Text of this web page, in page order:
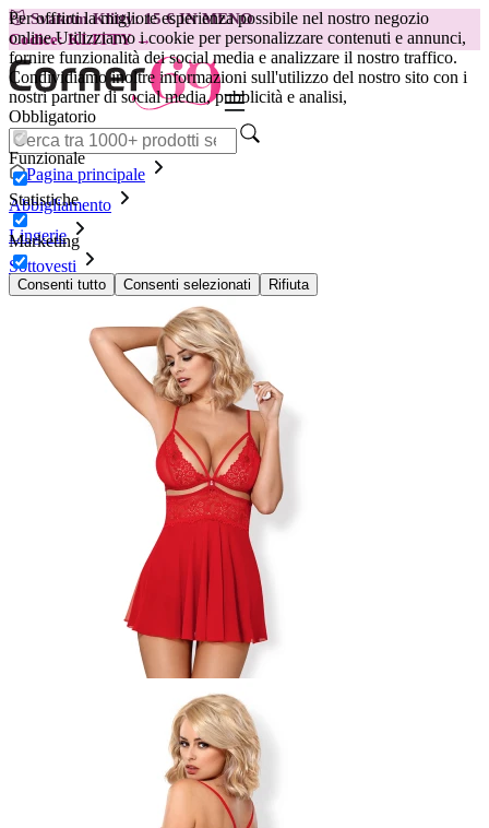
Per offrirti la migliore esperienza possibile nel nostro negozio
online.Utilizziamo i cookie per personalizzare contenuti e annunci,
fornire funzionalità dei social media e analizzare il nostro traffico.
Condividiamo inoltre informazioni sull'utilizzo del nostro sito con i
nostri partner di social media, pubblicità e analisi,
Obbligatorio
Funzionale
Statistiche
Marketing
Consenti tutto Consenti selezionati Rifiuta
😽Svakom Klitty: 15 € IN MENO
Codice: KLITTY →
Pagina principale
Abbigliamento
Lingerie
Sottovesti
Babydoll & Thong - Red